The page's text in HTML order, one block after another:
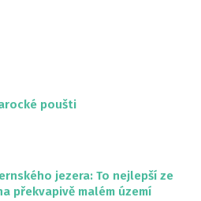
poušti
jezera: To nejlepší ze
překvapivě malém území